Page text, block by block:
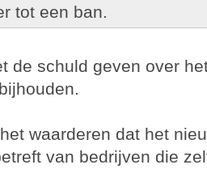
tot een ban.
de schuld geven over
waarderen dat het
van bedrijven die